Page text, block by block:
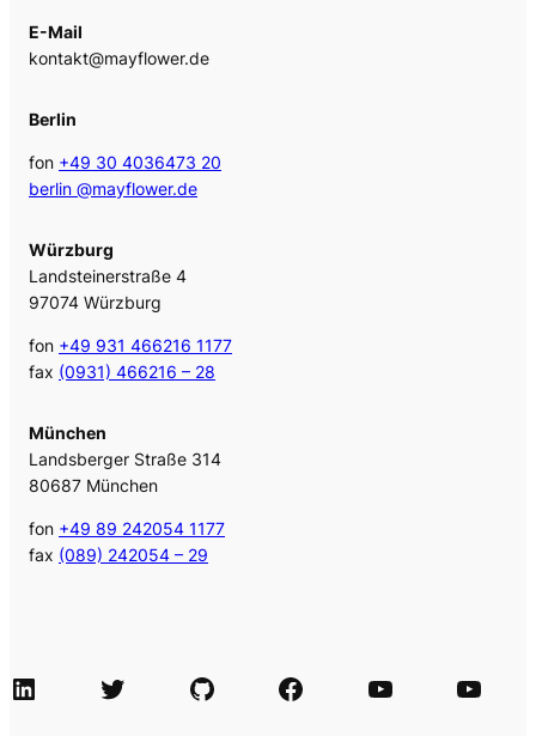
E-Mail
kontakt@mayflower.de
Berlin
fon +49 30 4036473 20
berlin @mayflower.de
Würzburg
Landsteinerstraße 4
97074 Würzburg
fon +49 931 466216 1177
fax (0931) 466216 – 28
München
Landsberger Straße 314
80687 München
fon +49 89 242054 1177
fax (089) 242054 – 29
LinkedIn Twitter GitHub Facebook Agile Videos Tech-Videos